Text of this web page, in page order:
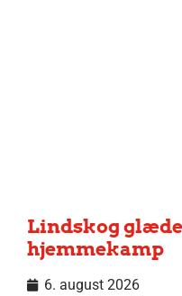
Lindskog
hjemmekamp
6. august 2026